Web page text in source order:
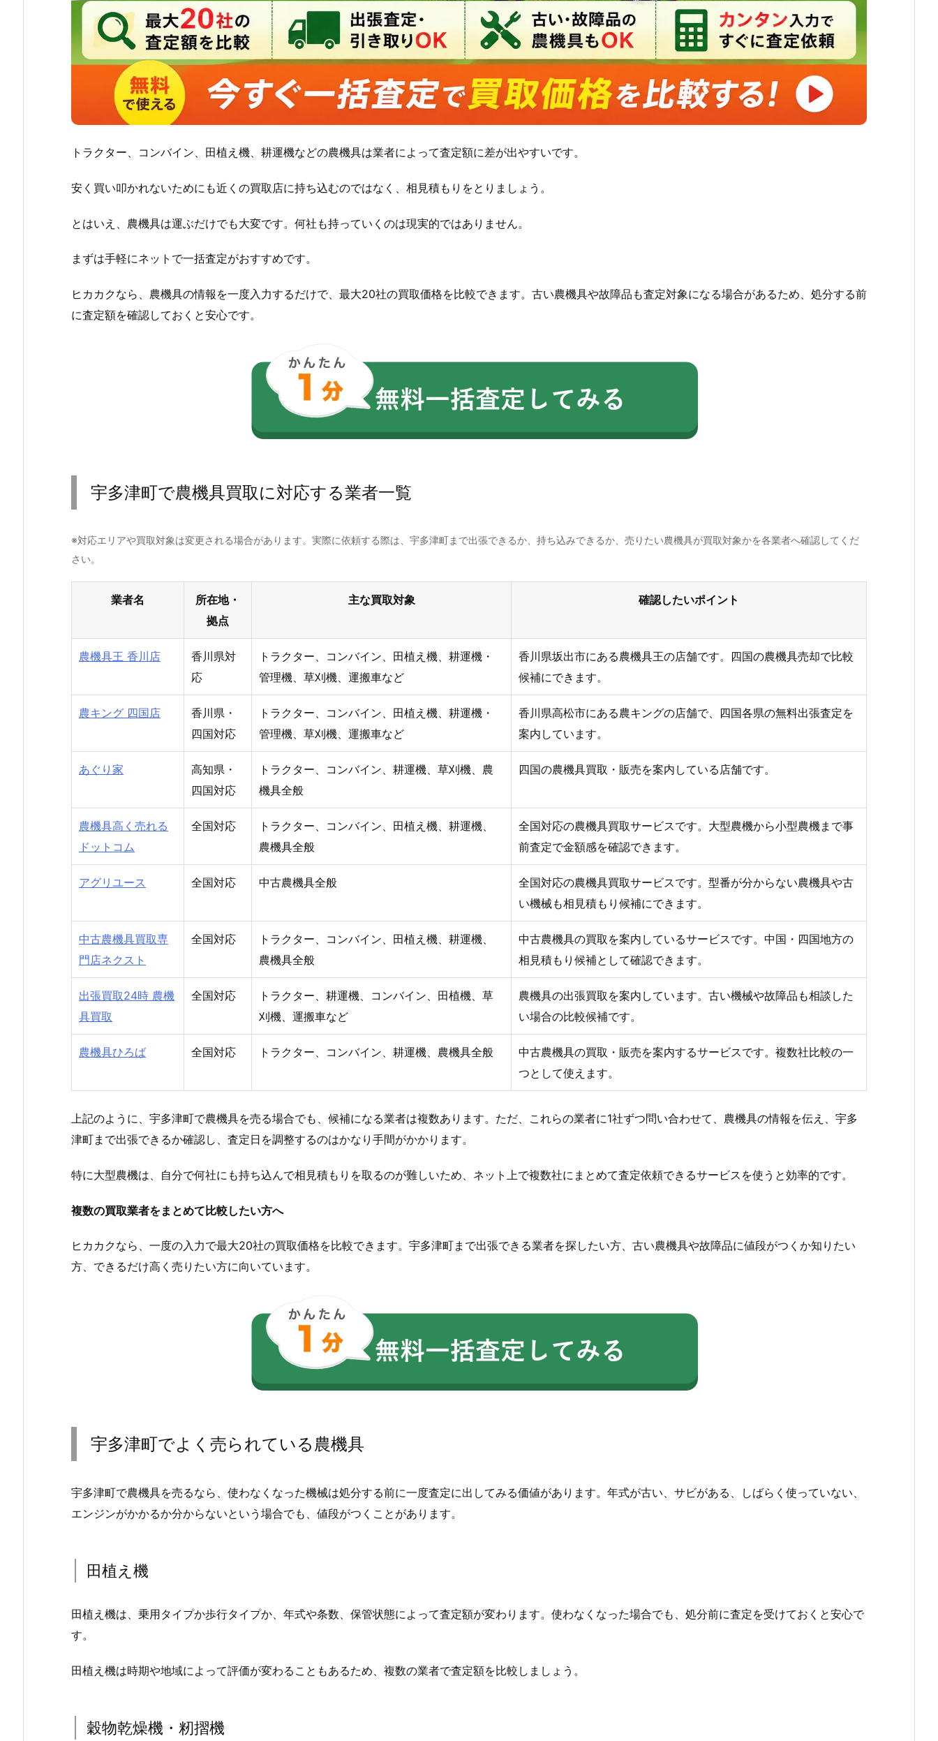
トラクター、コンバイン、田植え機、耕運機などの農機具は業者によって査定額に差が出やすいです。
安く買い叩かれないためにも近くの買取店に持ち込むのではなく、相見積もりをとりましょう。
とはいえ、農機具は運ぶだけでも大変です。何社も持っていくのは現実的ではありません。
まずは手軽にネットで一括査定がおすすめです。
ヒカカクなら、農機具の情報を一度入力するだけで、最大20社の買取価格を比較できます。古い農機具や故障品も査定対象になる場合があるため、処分する前
に査定額を確認しておくと安心です。
宇多津町で農機具買取に対応する業者一覧
※対応エリアや買取対象は変更される場合があります。実際に依頼する際は、宇多津町まで出張できるか、持ち込みできるか、売りたい農機具が買取対象かを各業者へ確認してくだ
さい。
業者名
所在地・
拠点
主な買取対象 確認したいポイント
農機具王 香川店
香川県対
応
トラクター、コンバイン、田植え機、耕運機・
管理機、草刈機、運搬車など
香川県坂出市にある農機具王の店舗です。四国の農機具売却で比較
候補にできます。
農キング 四国店
香川県・
四国対応
トラクター、コンバイン、田植え機、耕運機・
管理機、草刈機、運搬車など
香川県高松市にある農キングの店舗で、四国各県の無料出張査定を
案内しています。
あぐり家
高知県・
四国対応
トラクター、コンバイン、耕運機、草刈機、農
機具全般
四国の農機具買取・販売を案内している店舗です。
農機具高く売れる
ドットコム
全国対応
トラクター、コンバイン、田植え機、耕運機、
農機具全般
全国対応の農機具買取サービスです。大型農機から小型農機まで事
前査定で金額感を確認できます。
アグリユース 全国対応 中古農機具全般
全国対応の農機具買取サービスです。型番が分からない農機具や古
い機械も相見積もり候補にできます。
中古農機具買取専
門店ネクスト
全国対応
トラクター、コンバイン、田植え機、耕運機、
農機具全般
中古農機具の買取を案内しているサービスです。中国・四国地方の
相見積もり候補として確認できます。
出張買取24時 農機
具買取
全国対応
トラクター、耕運機、コンバイン、田植機、草
刈機、運搬車など
農機具の出張買取を案内しています。古い機械や故障品も相談した
い場合の比較候補です。
農機具ひろば 全国対応 トラクター、コンバイン、耕運機、農機具全般
中古農機具の買取・販売を案内するサービスです。複数社比較の一
つとして使えます。
上記のように、宇多津町で農機具を売る場合でも、候補になる業者は複数あります。ただ、これらの業者に1社ずつ問い合わせて、農機具の情報を伝え、宇多
津町まで出張できるか確認し、査定日を調整するのはかなり手間がかかります。
特に大型農機は、自分で何社にも持ち込んで相見積もりを取るのが難しいため、ネット上で複数社にまとめて査定依頼できるサービスを使うと効率的です。
複数の買取業者をまとめて比較したい方へ
ヒカカクなら、一度の入力で最大20社の買取価格を比較できます。宇多津町まで出張できる業者を探したい方、古い農機具や故障品に値段がつくか知りたい
方、できるだけ高く売りたい方に向いています。
宇多津町でよく売られている農機具
宇多津町で農機具を売るなら、使わなくなった機械は処分する前に一度査定に出してみる価値があります。年式が古い、サビがある、しばらく使っていない、
エンジンがかかるか分からないという場合でも、値段がつくことがあります。
田植え機
田植え機は、乗用タイプか歩行タイプか、年式や条数、保管状態によって査定額が変わります。使わなくなった場合でも、処分前に査定を受けておくと安心で
す。
田植え機は時期や地域によって評価が変わることもあるため、複数の業者で査定額を比較しましょう。
穀物乾燥機・籾摺機